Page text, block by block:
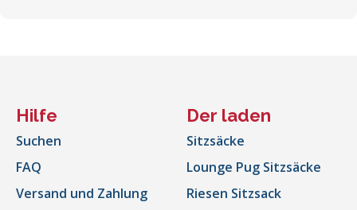
Hilfe
Suchen
FAQ
Versand und Zahlung
Der laden
Sitzsäcke
Lounge Pug Sitzsäcke
Riesen Sitzsack